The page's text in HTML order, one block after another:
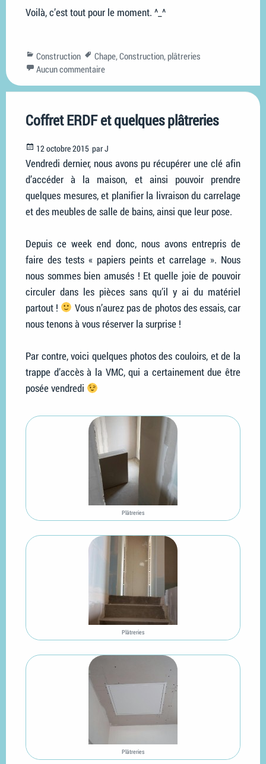
Voilà, c’est tout pour le moment. ^_^
Categories
Construction Tags
Chape,Construction,plâtreries
Aucun commentaire
Coffret ERDF et quelques plâtreries
Posted
on
12 octobre 2015 parJ
Vendredi dernier, nous avons pu récupérer une clé afin
d’accéder à la maison, et ainsi pouvoir prendre
quelques mesures, et planifier la livraison du carrelage
et des meubles de salle de bains, ainsi que leur pose.
Depuis ce week end donc, nous avons entrepris de
faire des tests « papiers peints et carrelage ». Nous
nous sommes bien amusés ! Et quelle joie de pouvoir
circuler dans les pièces sans qu’il y ai du matériel
partout !
Vous n’aurez pas de photos des essais, car
nous tenons à vous réserver la surprise !
Par contre, voici quelques photos des couloirs, et de la
trappe d’accès à la VMC, qui a certainement due être
posée vendredi
Plâtreries
Plâtreries
Plâtreries